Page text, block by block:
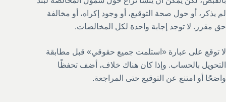
لم يذكر، أو حول صحة التوقيع، أو وجود إكراه، أو مخالفة
حق مقرر. لا توجد إجابة واحدة لكل المخالصات.
لا توقع على عبارة «استلمت جميع حقوقي» قبل مطابقة
التحويل بالحساب. وإذا كان هناك خلاف، أضف تحفظًا
واضحًا أو امتنع عن التوقيع حتى المراجعة.